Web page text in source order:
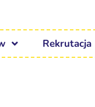
Rekrutacja